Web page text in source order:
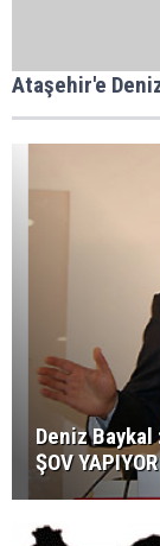
Ataşehir'e
Deniz Baykal
ŞOV YAPIYOR